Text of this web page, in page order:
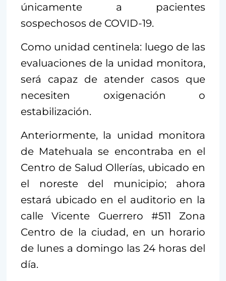
únicamente a pacientes
sospechosos de COVID-19.
Como unidad centinela: luego de las
evaluaciones de la unidad monitora,
será capaz de atender casos que
necesiten oxigenación o
estabilización.
Anteriormente, la unidad monitora
de Matehuala se encontraba en el
Centro de Salud Ollerías, ubicado en
el noreste del municipio; ahora
estará ubicado en el auditorio en la
calle Vicente Guerrero #511 Zona
Centro de la ciudad, en un horario
de lunes a domingo las 24 horas del
día.